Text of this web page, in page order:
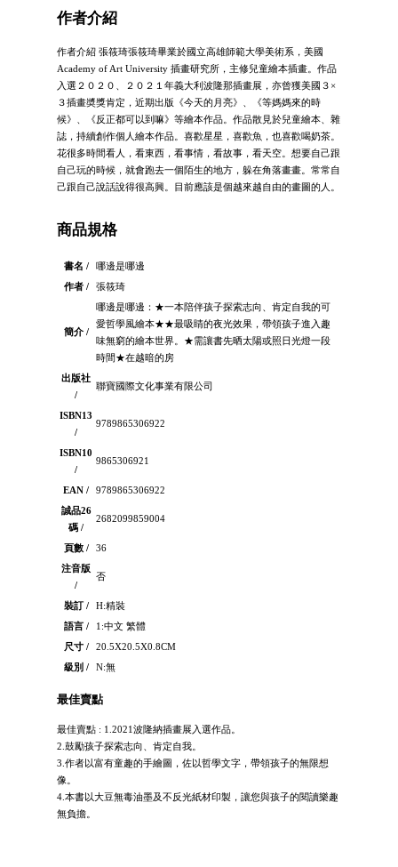
作者介紹
作者介紹 張筱琦張筱琦畢業於國立高雄師範大學美術系，美國
Academy of Art University 插畫研究所，主修兒童繪本插畫。作品
入選２０２０、２０２１年義大利波隆那插畫展，亦曾獲美國３×
３插畫奬獎肯定，近期出版《今天的月亮》、《等媽媽來的時
候》、《反正都可以到嘛》等繪本作品。作品散見於兒童繪本、雜
誌，持續創作個人繪本作品。喜歡星星，喜歡魚，也喜歡喝奶茶。
花很多時間看人，看東西，看事情，看故事，看天空。想要自己跟
自己玩的時候，就會跑去一個陌生的地方，躲在角落畫畫。常常自
己跟自己說話說得很高興。目前應該是個越來越自由的畫圖的人。
商品規格
書名 /
哪邊是哪邊
作者 /
張筱琦
簡介 /
哪邊是哪邊：★一本陪伴孩子探索志向、肯定自我的可
愛哲學風繪本★★最吸睛的夜光效果，帶領孩子進入趣
味無窮的繪本世界。★需讓書先晒太陽或照日光燈一段
時間★在越暗的房
出版社
/
聯寶國際文化事業有限公司
ISBN13
/
9789865306922
ISBN10
/
9865306921
EAN /
9789865306922
誠品26
碼 /
2682099859004
頁數 /
36
注音版
/
否
裝訂 /
H:精裝
語言 /
1:中文 繁體
尺寸 /
20.5X20.5X0.8CM
級別 /
N:無
最佳賣點
最佳賣點 : 1.2021波隆納插畫展入選作品。
2.鼓勵孩子探索志向、肯定自我。
3.作者以富有童趣的手繪圖，佐以哲學文字，帶領孩子的無限想
像。
4.本書以大豆無毒油墨及不反光紙材印製，讓您與孩子的閱讀樂趣
無負擔。